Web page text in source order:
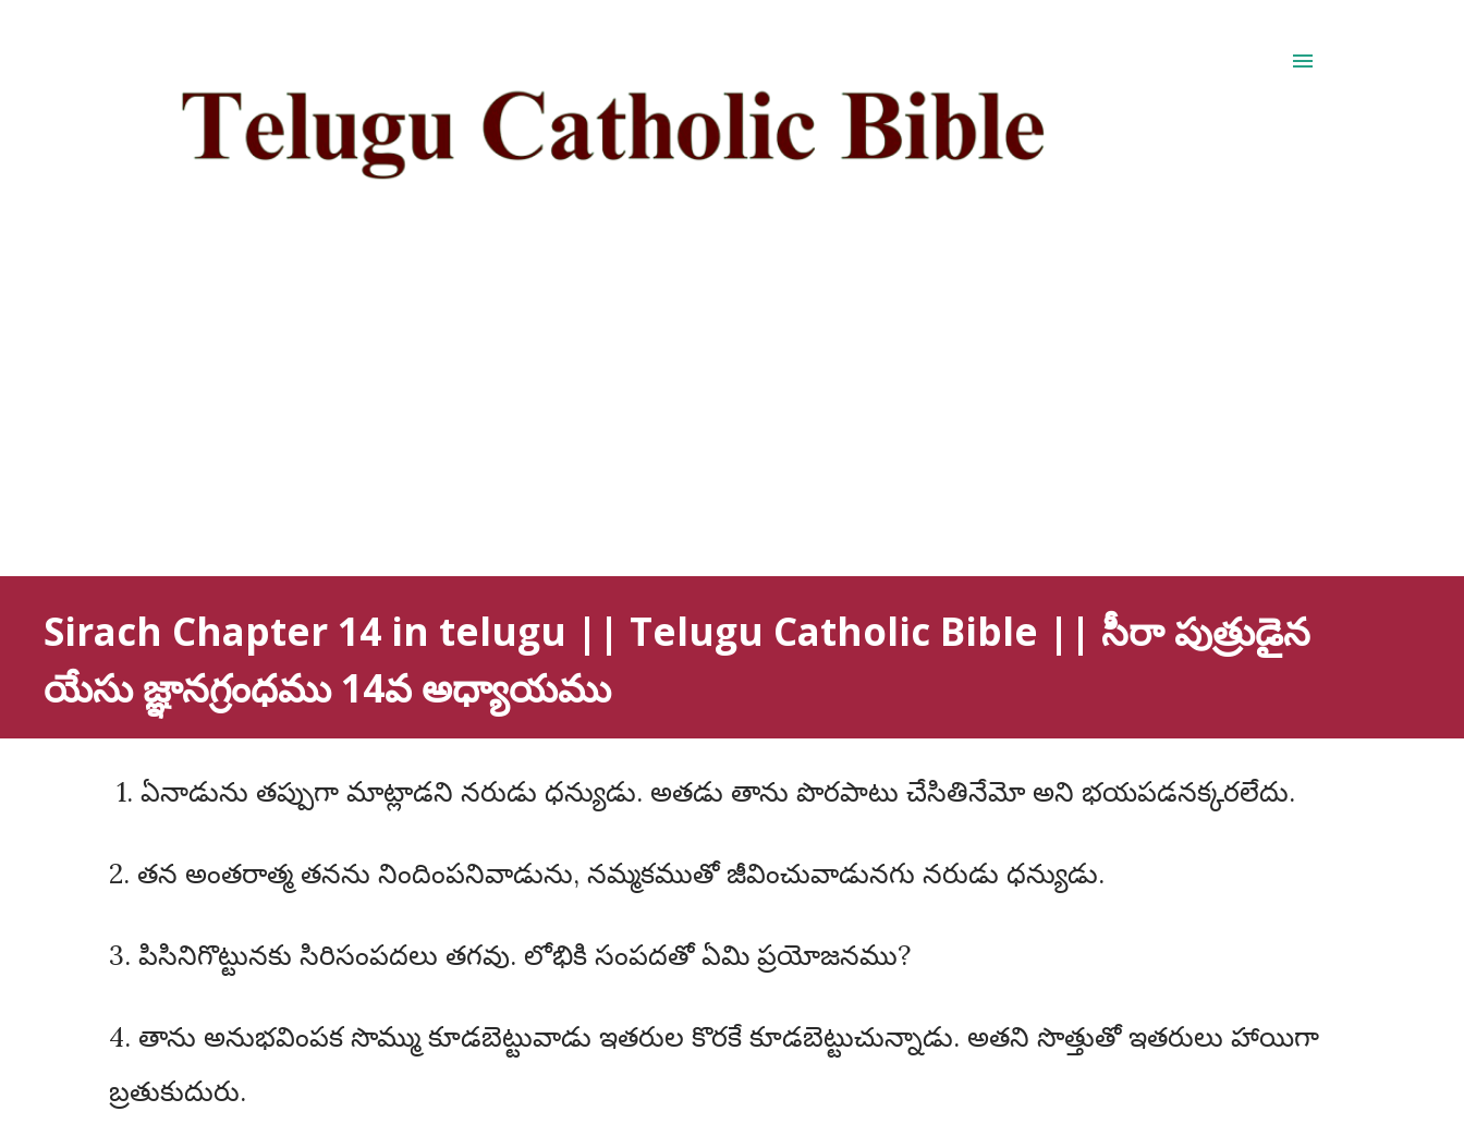
Sirach Chapter 14 in telugu || Telugu Catholic Bible || సీరా పుత్రుడైన
యేసు జ్ఞానగ్రంధము 14వ అధ్యాయము
1. ఏనాడును తప్పుగా మాట్లాడని నరుడు ధన్యుడు. అతడు తాను పొరపాటు చేసితినేమో అని భయపడనక్కరలేదు.
2. తన అంతరాత్మ తనను నిందింపనివాడును, నమ్మకముతో జీవించువాడునగు నరుడు ధన్యుడు.
3. పిసినిగొట్టునకు సిరిసంపదలు తగవు. లోభికి సంపదతో ఏమి ప్రయోజనము?
4. తాను అనుభవింపక సొమ్ము కూడబెట్టువాడు ఇతరుల కొరకే కూడబెట్టుచున్నాడు. అతని సొత్తుతో ఇతరులు హాయిగా
బ్రతుకుదురు.